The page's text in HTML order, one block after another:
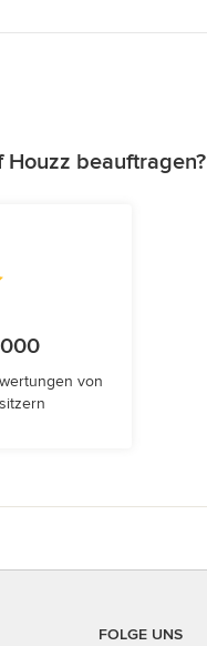
beauftragen?
von
FOLGE UNS